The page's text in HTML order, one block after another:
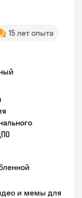
15 лет опыта
и мемы для